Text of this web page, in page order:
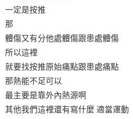
一定是按推
那
體傷又有分他處體傷跟患處體傷
所以這裡
就要找按推原始痛點跟患處痛點
那熱能不足可以
最主要是靠外內熱源啊
其他我們這裡還有寫什麼 適當運動